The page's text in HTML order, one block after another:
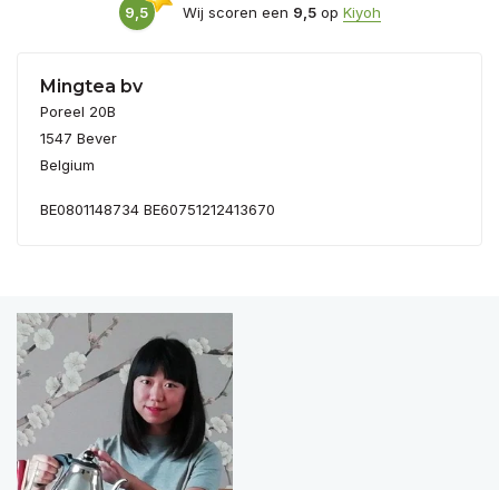
9,5 Wij scoren een 9,5op Kiyoh
Mingtea bv
Poreel 20B
1547 Bever
Belgium
BE0801148734 BE60751212413670